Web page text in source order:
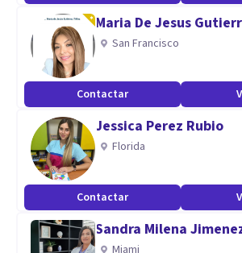
Maria De Jesus
San Francisco
Contactar
Jessica Perez Rubio
Florida
Contactar
Sandra Milena
Miami